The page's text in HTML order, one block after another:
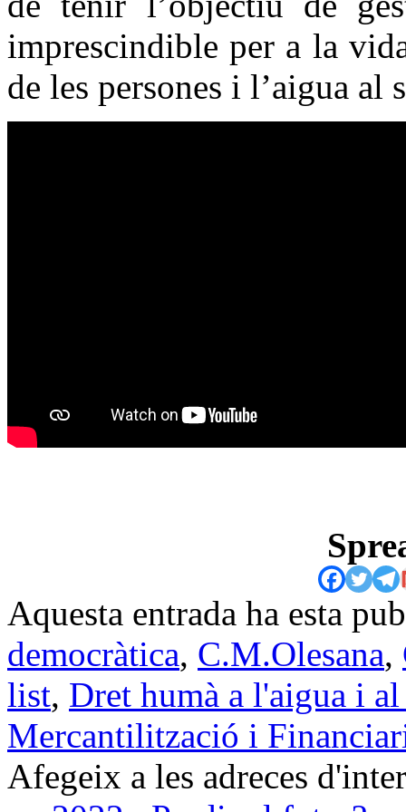
imprescindible per a la
de les persones i l’aigua al
Aquesta entrada ha esta
democràtica, C.M.Olesana,
list, Dret humà a l'aigua i al
Mercantilització i
Afegeix a les adreces